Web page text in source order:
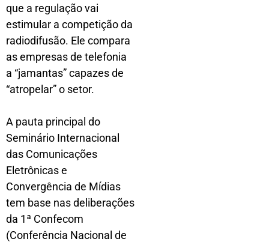
que a regulação vai
estimular a competição da
radiodifusão. Ele compara
as empresas de telefonia
a “jamantas” capazes de
“atropelar” o setor.
A pauta principal do
Seminário Internacional
das Comunicações
Eletrônicas e
Convergência de Mídias
tem base nas deliberações
da 1ª Confecom
(Conferência Nacional de